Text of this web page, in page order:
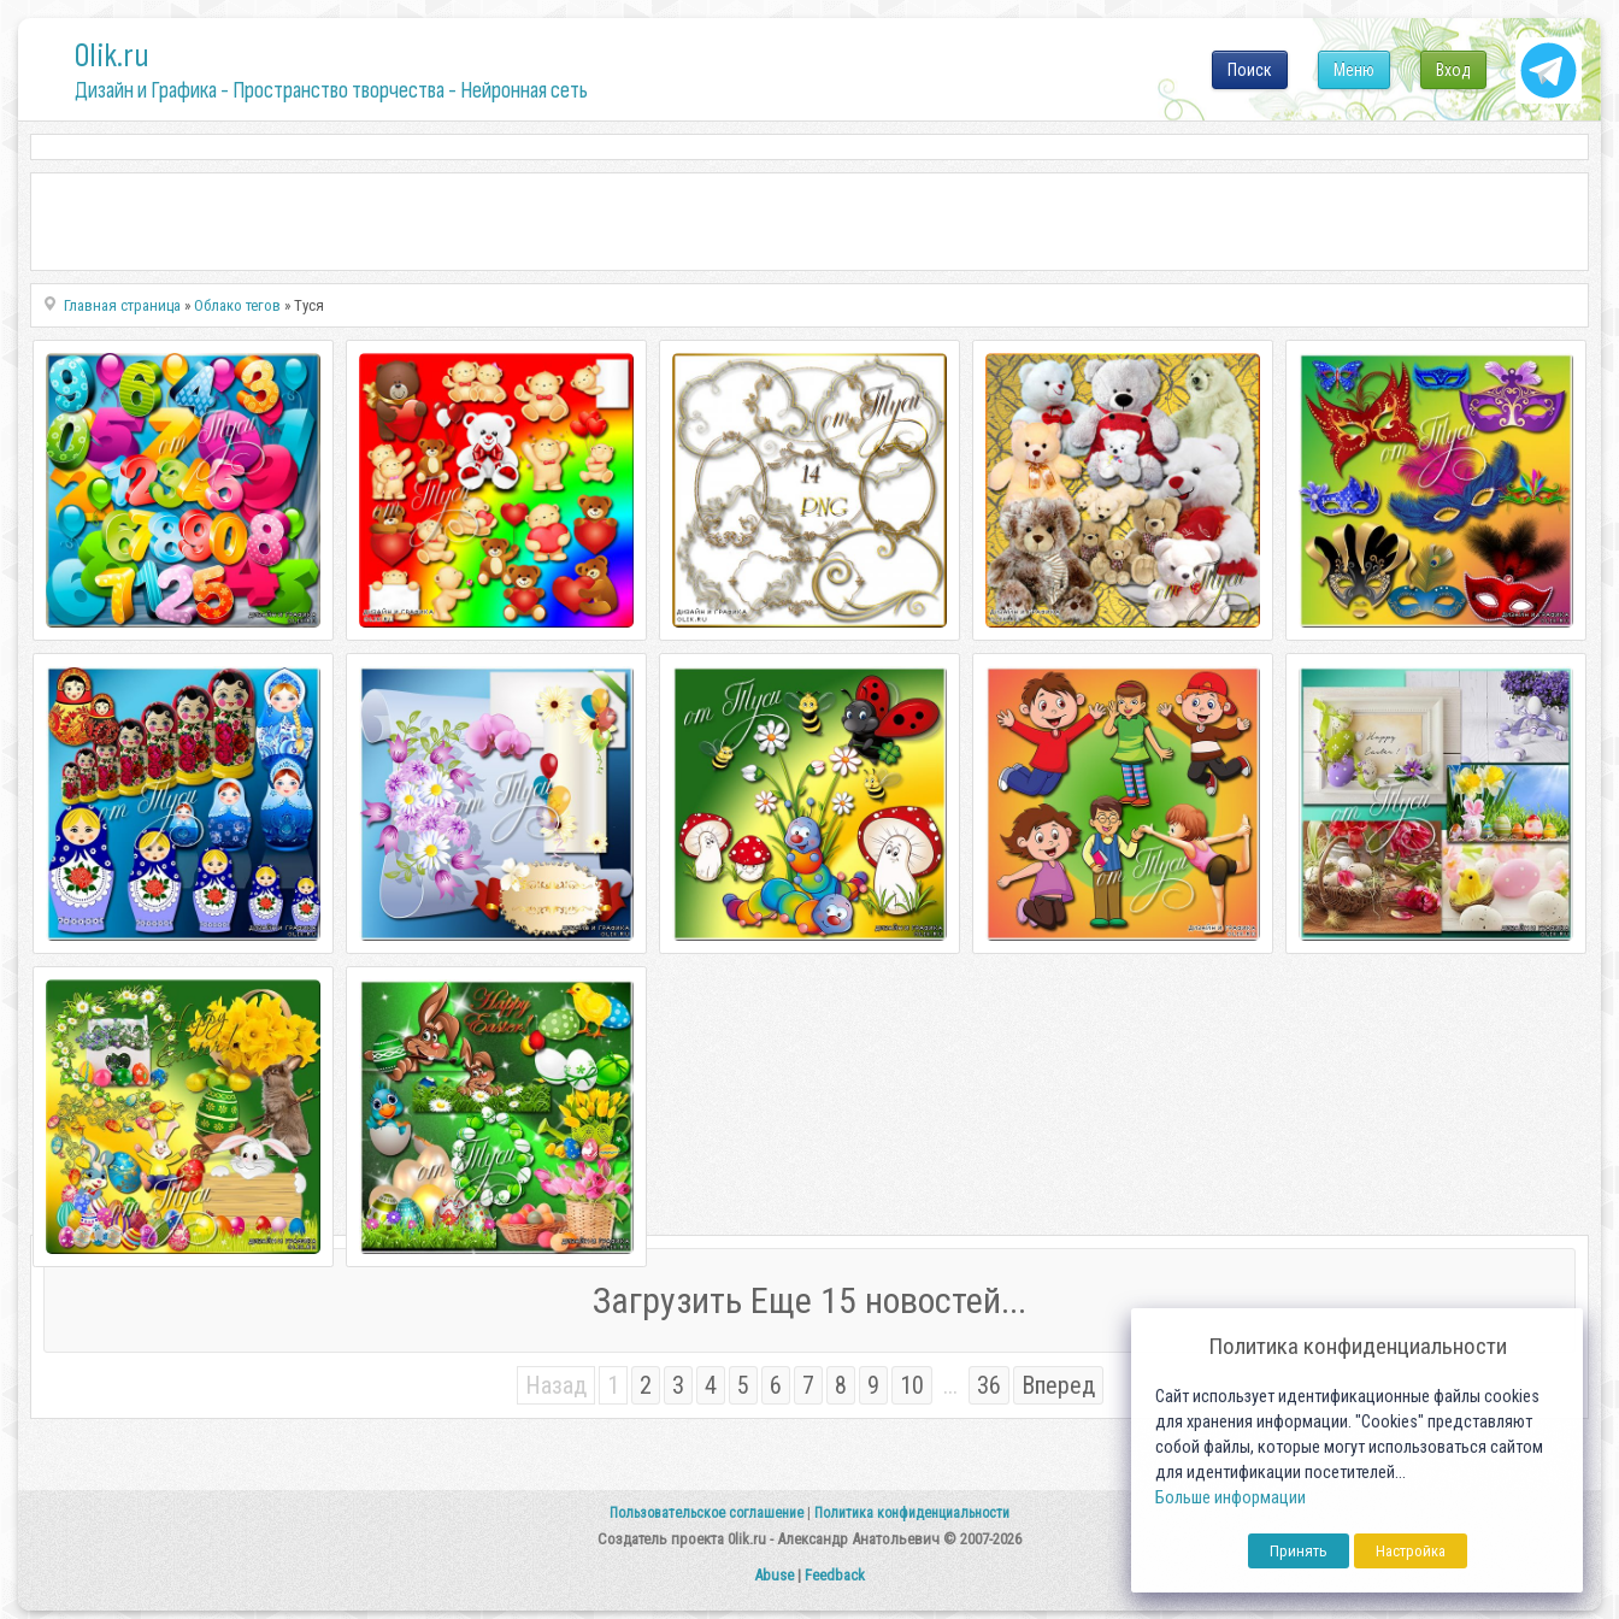
0lik.ru
Дизайн и Графика - Пространство творчества - Нейронная сеть
Вход
Меню
Поиск
Главная страница »Облако тегов » Туся
Яркие объемные цифры - Клипарт
Яркие объемные цифры - Клипарт PSD
| 53,5 мб | 5000х5000 | 300 dpi Автор:
отделила от фона Туся
Клипарт - Гламурные мишки /
Clipart - Glamorous bears
Клипарт - Гламурные мишки / Clipart -
Glamorous bears PSD / 112 мб /
4000*4000 Автор: отделила от
Oval frames for photo / Овальные
рамки-вырезы
Oval frames for photo / Овальные
рамки-вырезы 14 PNG / 54 мб /
3000*4000 Автор: Туся
Clip Art - Soft Toys - Good Bears /
Клипарт - Медвежата
Clip Art - Soft Toys - Good Bears /
Клипарт - Медвежата PSD / 31 мб /
3000*3000 Автор: отделила
Таинственность карнавальной
маски - Клипарт
Таинственность карнавальной маски -
Клипарт PSD | 72 мб | 5000*5000 | 300
dpi Автор: отделила от
Матрёшки - русский сувенир -
Клипарт
Матрёшки - русский сувенир - Клипарт
PSD | 156 мб | 5000*5000 | 300 dpi
Автор: отделила от фона и
Клипарт - Приглашения - Пусть
праздник весело звенит
Клипарт - Приглашения - Пусть
праздник весело звенит PSD | 104 мб |
5000*5000 | 300 dpi Автор:
Весёлые обитатели леса - Детский
клипарт
Весёлые обитатели леса - Детский
клипарт PSD | 114 мб | 5000*5000 | 300
dpi Автор: отделила от
Будем весело играть, развиваться
и мечтать - Детский клипарт
Будем весело играть, развиваться и
мечтать - Детский клипарт PSD | 51 мб
| 5000*5000 | 300 dpi
Тепло на душе как от яркой свечи
и на столе уж стоят куличи -
Клипарт
Тепло на душе как от яркой свечи и на
столе уж стоят куличи - Клипарт 19
JPG | 111 Мб |dpi 72 & 300
Клипарт к Пасхе - Яркость
Пасхального праздника
Клипарт к Пасхе - Яркость
Пасхального праздника PSD | 262 мб |
5000*5000 | 300 dpi | 27 слоёв
Клипарт к Пасхе - С теплом свечи и
ароматным куличом Господня
благодать приходит в дом
Клипарт к Пасхе - С теплом свечи и
ароматным куличом Господня
благодать приходит в дом PSD | 263
мб
Загрузить Еще 15 новостей...
Назад 1 2 3 4 5 6 7 8 9 10 ... 36 Вперед
Пользовательское соглашение Политика конфиденциальности
Создатель проекта 0lik.ru - Александр Анатольевич © 2007-2026
Abuse| Feedback
Политика конфиденциальности
Сайт использует идентификационные файлы cookies
для хранения информации. "Cookies" представляют
собой файлы, которые могут использоваться сайтом
для идентификации посетителей...
Больше информации
Принять Настройка